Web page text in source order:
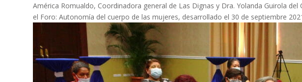
América Romualdo, Coordinadora general de Las Dignas y Dra. Yolanda Guirola
el Foro: Autonomía del cuerpo de las mujeres, desarrollado el 30 de septiembre